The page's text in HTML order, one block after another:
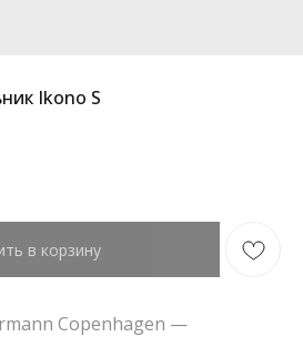
Ikono S
в корзину
Copenhagen —